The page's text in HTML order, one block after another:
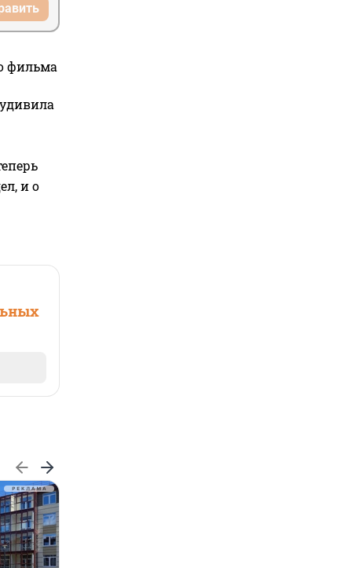
фильма
и о